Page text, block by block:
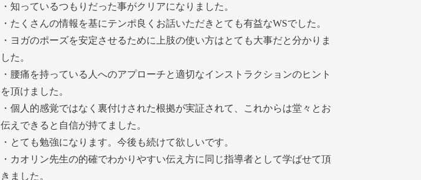
・知っているつもりだった事がクリアになりました。
・たくさんの情報を基にテンポ良くお話いただきとても有益なWSでした。
・ヨガのポーズを安定させるために上肢の使い方はとても大事だと分かりま
した。
・腰痛を持っている人へのアプローチと適切なインストラクションのヒント
を頂けました。
・個人的感覚ではなく裏付けされた根拠が実証されて、これからは堂々とお
伝えできると自信が持てました。
・とても勉強になります。今後も続けて欲しいです。
・カオリン先生の的確でわかりやすい伝え方に同じ指導者として学ばせて頂
きました。